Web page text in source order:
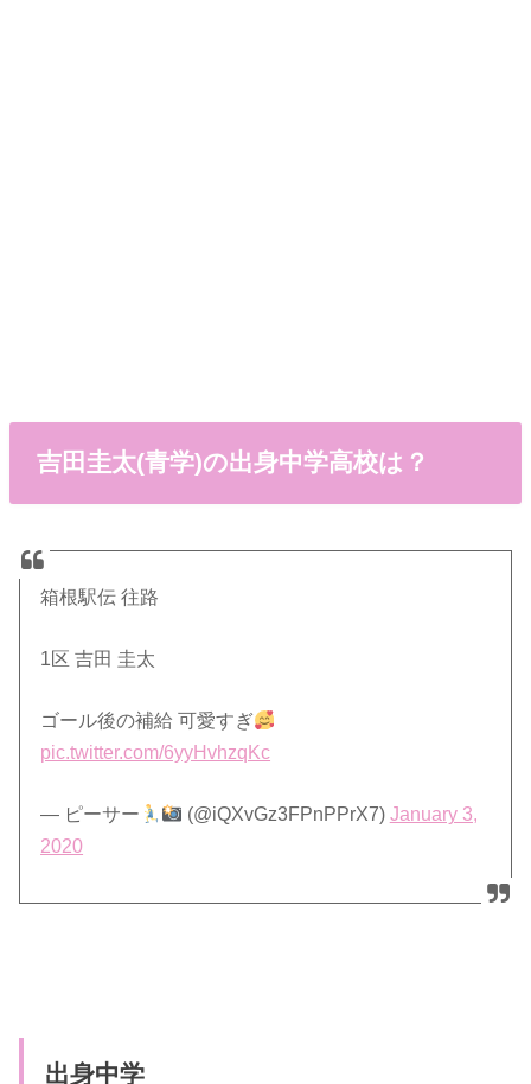
吉田圭太(青学)の出身中学高校は？
箱根駅伝 往路
1区 吉田 圭太
ゴール後の補給 可愛すぎ
pic.twitter.com/6yyHvhzqKc
— ピーサー (@iQXvGz3FPnPPrX7) January 3,
2020
出身中学